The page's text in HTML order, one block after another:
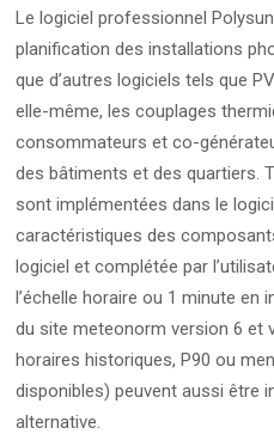
Le logiciel professionnel
planification des installations
que d’autres logiciels tels que
elle-même, les couplages
consommateurs et co-
des bâtiments et des quartiers.
sont implémentées dans le
caractéristiques des
logiciel et complétée par
l’échelle horaire ou 1 minute en
du site meteonorm version 6 et
horaires historiques, P90 ou
disponibles) peuvent aussi être
alternative.